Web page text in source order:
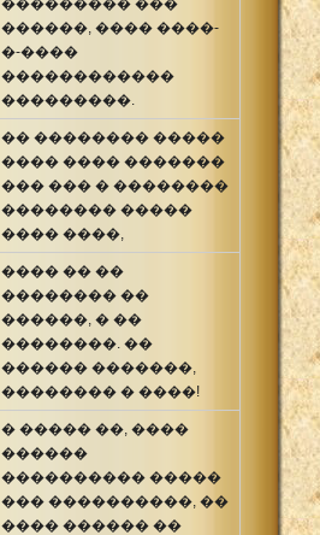
������, ���� ����-
�-����
������������
���������.
�� �������� �����
���� ���� �������
��� ��� � ��������
�������� �����
���� ����,
���� �� ��
�������� ��
������, � ��
��������. ��
������ �������,
�������� � ����!
� ����� ��, ����
������
���������� �����
��� ����������, ��
���� ������ ��